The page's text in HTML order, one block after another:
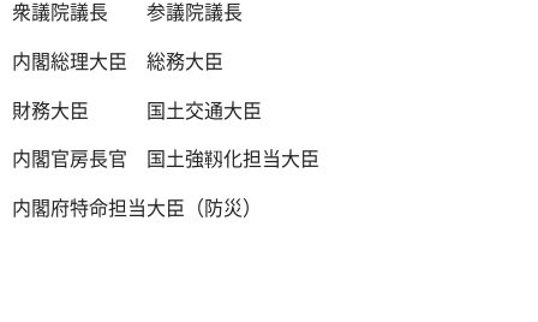
衆議院議長 参議院議長
内閣総理大臣 総務大臣
財務大臣 国土交通大臣
内閣官房長官 国土強靱化担当大臣
内閣府特命担当大臣（防災）